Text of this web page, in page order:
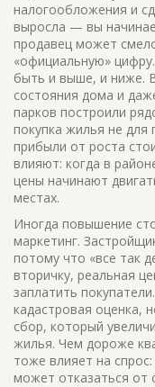
налогообложения и
выросла — вы
продавец может
«официальную»
быть и выше, и ниже.
состояния дома и
парков построили
покупка жилья не
прибыли от роста
влияют: когда в
цены начинают
местах.
Иногда повышение
маркетинг.
потому что «все так
вторичку, реальная
заплатить
кадастровая оценка,
сбор, который
жилья. Чем дороже
тоже влияет на
может отказаться от